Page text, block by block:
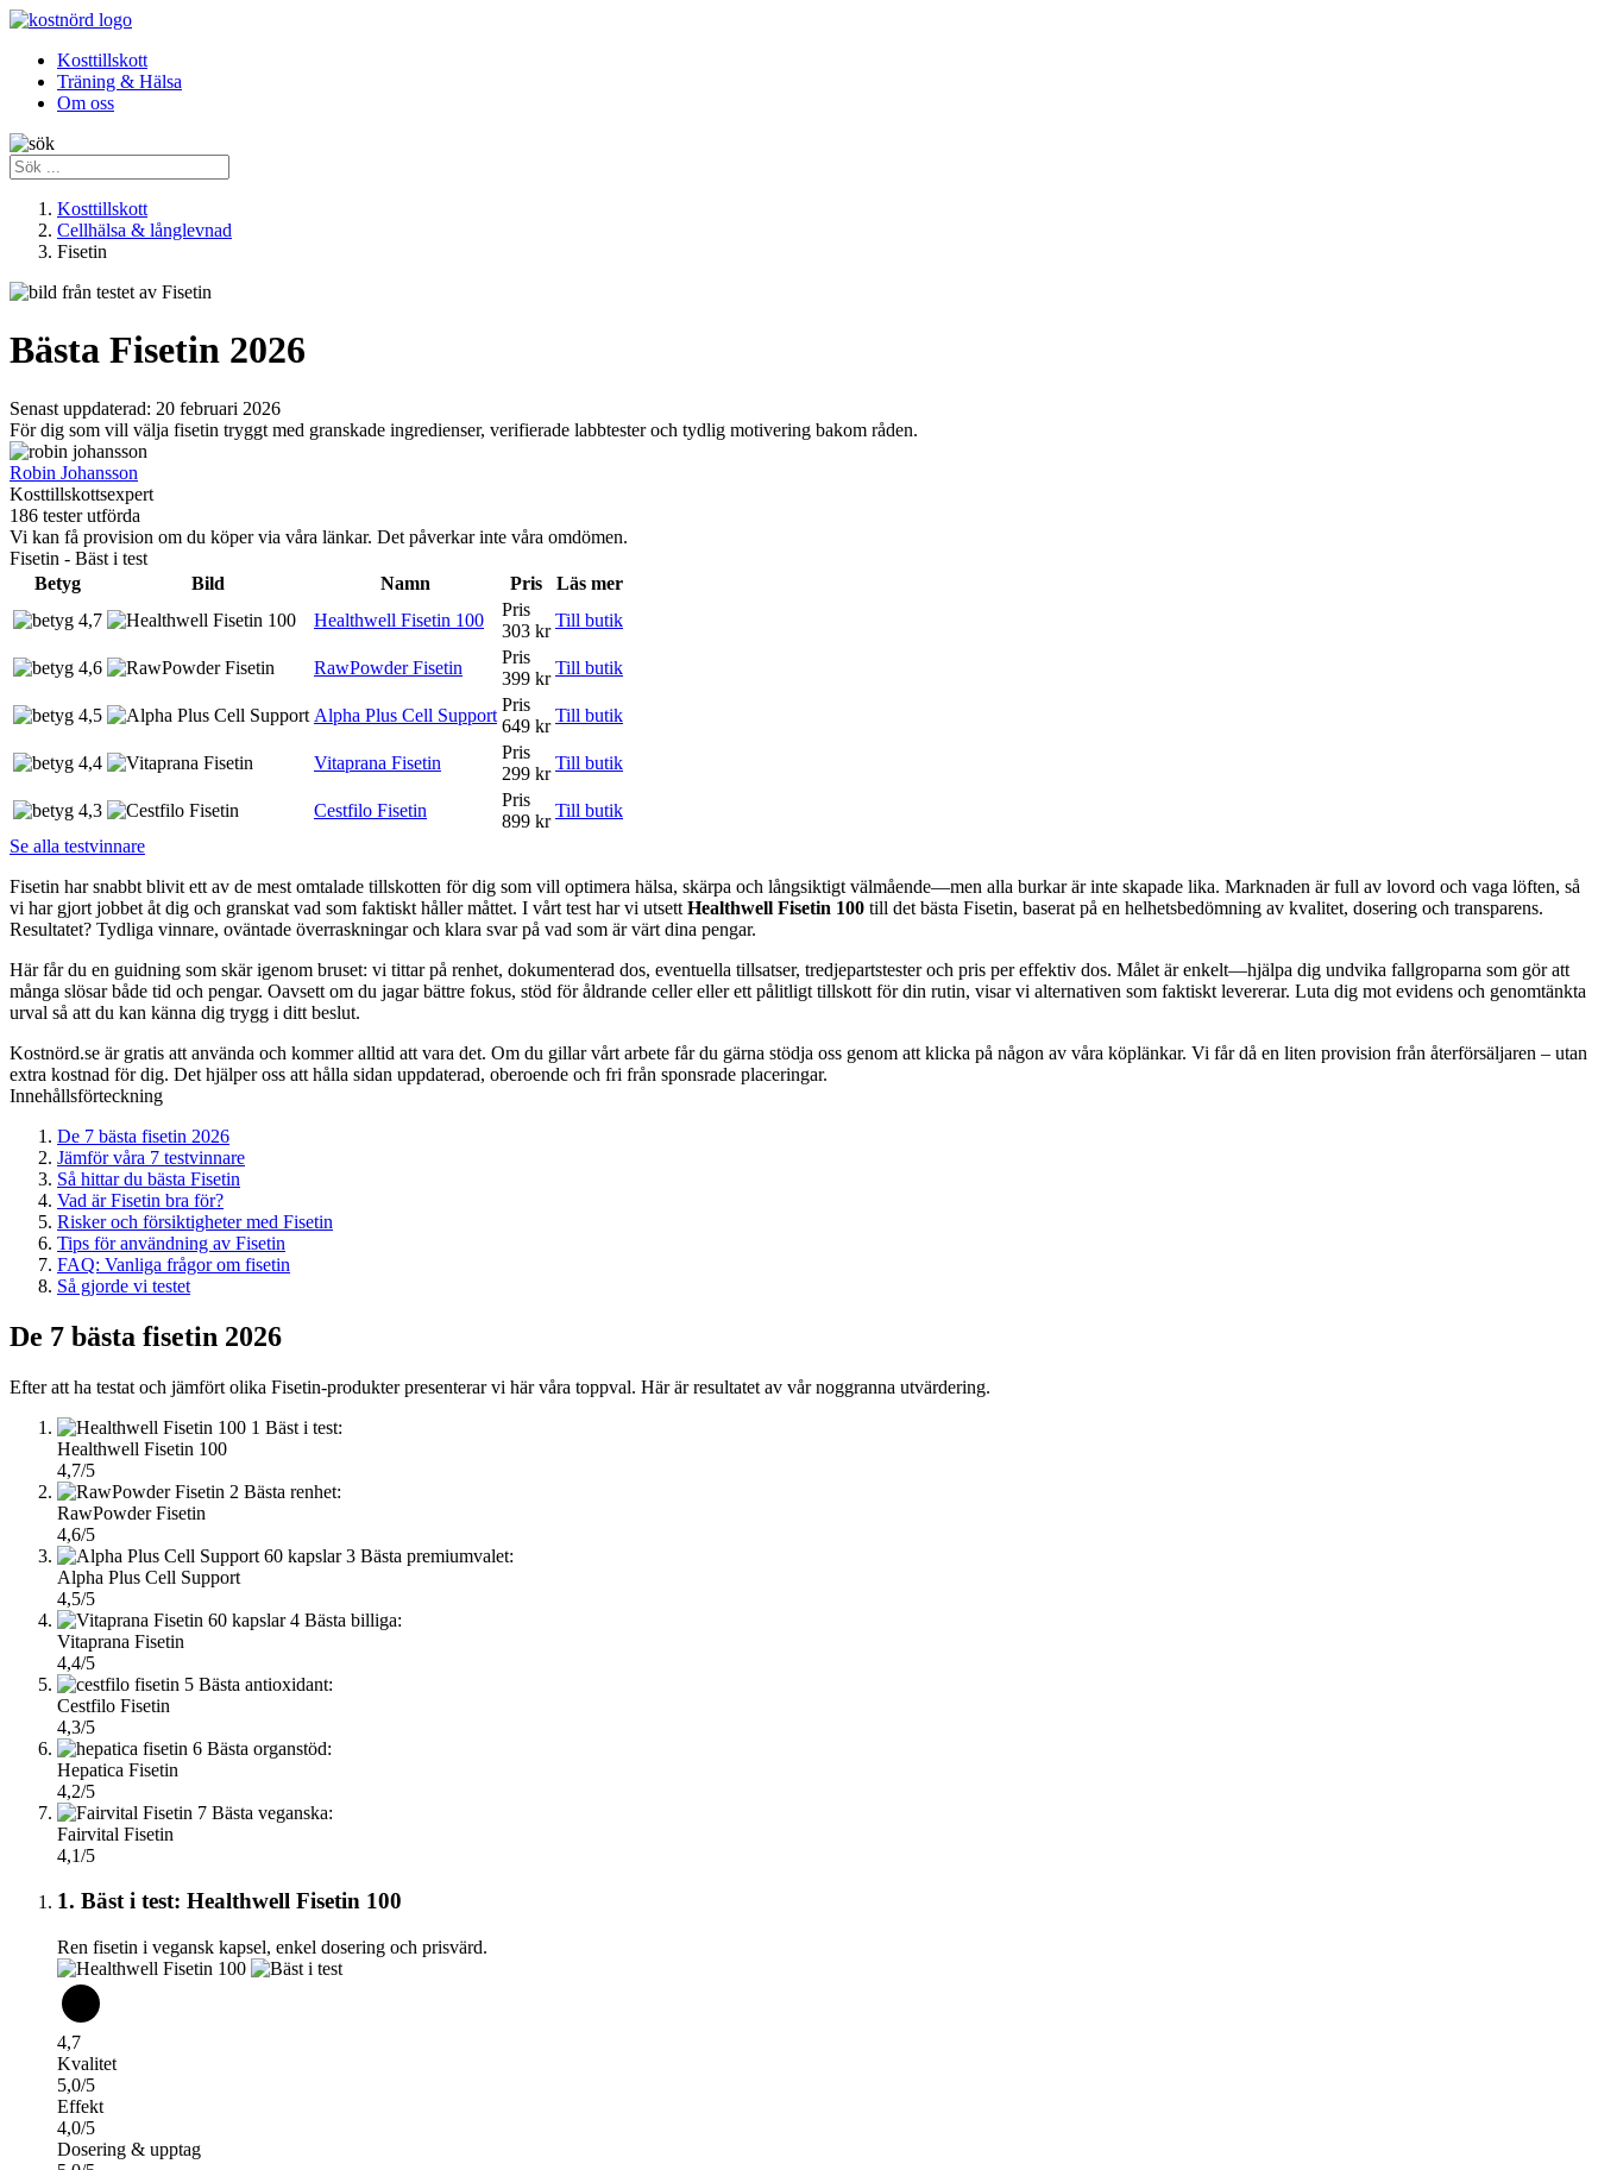
Kosttillskott
Träning & Hälsa
Om oss
Kosttillskott
Cellhälsa & långlevnad
Fisetin
Bästa Fisetin 2026
Senast uppdaterad: 20 februari 2026
För dig som vill välja fisetin tryggt med granskade ingredienser, verifierade labbtester och tydlig motivering bakom råden.
Robin Johansson
Kosttillskottsexpert
186 tester utförda
Vi kan få provision om du köper via våra länkar. Det påverkar inte våra omdömen.
Fisetin - Bäst i test
Betyg
Bild Namn Pris
Läs mer
4,7
Healthwell Fisetin 100
Pris
303 kr
Till butik
4,6 RawPowder Fisetin
Pris
399 kr
Till butik
4,5 Alpha Plus Cell Support
Pris
649 kr
Till butik
4,4 Vitaprana Fisetin
Pris
299 kr
Till butik
4,3 Cestfilo Fisetin
Pris
899 kr
Till butik
Se alla testvinnare
Fisetin har snabbt blivit ett av de mest omtalade tillskotten för dig som vill optimera hälsa, skärpa och långsiktigt välmående—men alla burkar är inte skapade lika. Marknaden är full av lovord och vaga löften, så
vi har gjort jobbet åt dig och granskat vad som faktiskt håller måttet. I vårt test har vi utsett Healthwell Fisetin 100 till det bästa Fisetin, baserat på en helhetsbedömning av kvalitet, dosering och transparens.
Resultatet? Tydliga vinnare, oväntade överraskningar och klara svar på vad som är värt dina pengar.
Här får du en guidning som skär igenom bruset: vi tittar på renhet, dokumenterad dos, eventuella tillsatser, tredjepartstester och pris per effektiv dos. Målet är enkelt—hjälpa dig undvika fallgroparna som gör att
många slösar både tid och pengar. Oavsett om du jagar bättre fokus, stöd för åldrande celler eller ett pålitligt tillskott för din rutin, visar vi alternativen som faktiskt levererar. Luta dig mot evidens och genomtänkta
urval så att du kan känna dig trygg i ditt beslut.
Kostnörd.se är gratis att använda och kommer alltid att vara det. Om du gillar vårt arbete får du gärna stödja oss genom att klicka på någon av våra köplänkar. Vi får då en liten provision från återförsäljaren – utan
extra kostnad för dig. Det hjälper oss att hålla sidan uppdaterad, oberoende och fri från sponsrade placeringar.
Innehållsförteckning
De 7 bästa fisetin 2026
Jämför våra 7 testvinnare
Så hittar du bästa Fisetin
Vad är Fisetin bra för?
Risker och försiktigheter med Fisetin
Tips för användning av Fisetin
FAQ: Vanliga frågor om fisetin
Så gjorde vi testet
De 7 bästa fisetin 2026
Efter att ha testat och jämfört olika Fisetin-produkter presenterar vi här våra toppval. Här är resultatet av vår noggranna utvärdering.
1 Bäst i test:
Healthwell Fisetin 100
4,7/5
2 Bästa renhet:
RawPowder Fisetin
4,6/5
3 Bästa premiumvalet:
Alpha Plus Cell Support
4,5/5
4 Bästa billiga:
Vitaprana Fisetin
4,4/5
5 Bästa antioxidant:
Cestfilo Fisetin
4,3/5
6 Bästa organstöd:
Hepatica Fisetin
4,2/5
7 Bästa veganska:
Fairvital Fisetin
4,1/5
1. Bäst i test: Healthwell Fisetin 100
Ren fisetin i vegansk kapsel, enkel dosering och prisvärd.
4,7
Kvalitet
5,0/5
Effekt
4,0/5
Dosering & upptag